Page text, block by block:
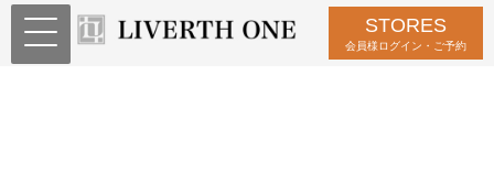
STORES
会員様ログイン・ご予約